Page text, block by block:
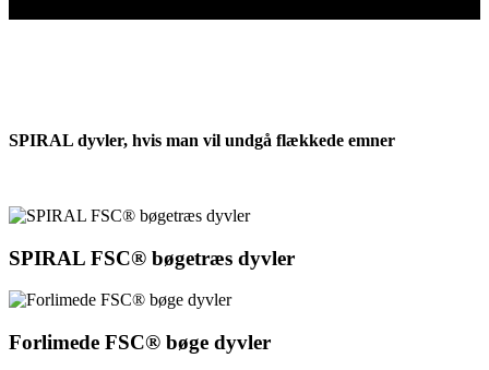
SPIRAL dyvler, hvis man vil undgå flækkede emner
SPIRAL FSC® bøgetræs dyvler
Forlimede FSC® bøge dyvler